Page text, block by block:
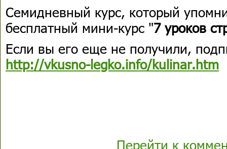
Семидневный курс, который
бесплатный мини-курс "7 уроков
Если вы его еще не получили,
http://vkusno-legko.info/kulinar.htm
Перейти к